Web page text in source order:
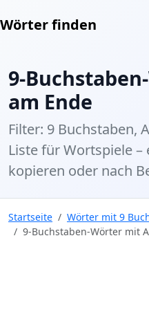
Wörter finden
9-
am Ende
Filter: 9 Buchstaben,
Liste für Wortspiele –
kopieren oder nach
Startseite
Wörter mit 9
9-Buchstaben-Wörter mit